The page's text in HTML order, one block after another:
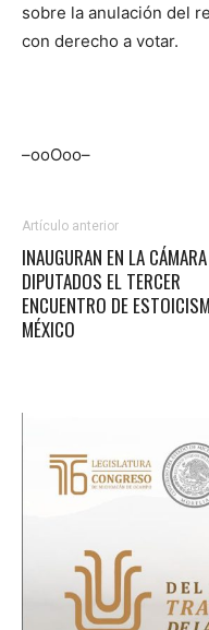
sobre la anulación del
con derecho a votar.
–ooOoo–
Artículo anterior
INAUGURAN EN LA
DIPUTADOS EL TERCER
ENCUENTRO DE
MÉXICO